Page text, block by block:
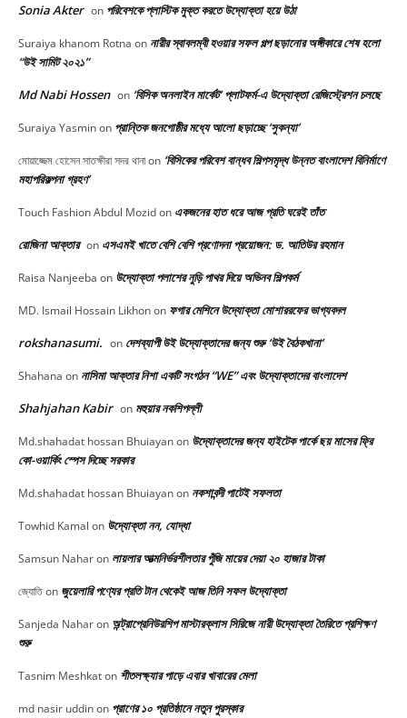
Sonia Akter on পরিবেশকে প্লাস্টিক মুক্ত করতে উদ্যোক্তা হয়ে উঠা
Suraiya khanom Rotna on নারীর স্বাবলম্বী হওয়ার সফল গল্প ছড়ানোর অঙ্গীকারে শেষ হলো
“উই সামিট ২০২১”
Md Nabi Hossen on ‘বিসিক অনলাইন মার্কেট’ প্লাটফর্ম-এ উদ্যোক্তা রেজিস্ট্রেশন চলছে
Suraiya Yasminon প্রান্তিক জনগোষ্ঠীর মধ্যে আলো ছড়াচ্ছে ‘সুকন্যা’
মোয়াজ্জেম হোসেন সাতক্ষীরা সদর থানাon ‘বিসিকের পরিবেশ বান্ধব শিল্পসমৃদ্ধ উন্নত বাংলাদেশ বিনির্মাণে
মহাপরিকল্পনা গ্রহণ’
Touch Fashion Abdul Mozidon একজনের হাত ধরে আজ প্রতি ঘরেই তাঁত
রোজিনা আক্তার on এসএমই খাতে বেশি বেশি প্রণোদনা প্রয়োজন: ড. আতিউর রহমান
Raisa Nanjeeba on উদ্যোক্তা পলাশের নুড়ি পাথর দিয়ে অভিনব শিল্পকর্ম
MD. Ismail Hossain Likhonon ফগার মেশিনে উদ্যোক্তা মোশাররফের ভাগ্যবদল
rokshanasumi. on দেশব্যাপী উই উদ্যোক্তাদের জন্য শুরু ‘উই বৈঠকখানা’
Shahana on নাসিমা আক্তার নিশা একটি সংগঠন “WE” এবং উদ্যোক্তাদের বাংলাদেশ
Shahjahan Kabir on মহুয়ার নকশিপল্লী
Md.shahadat hossan Bhuiayanon উদ্যোক্তাদের জন্য হাইটেক পার্কে ছয় মাসের ফ্রি
কো-ওয়ার্কিং স্পেস দিচ্ছে সরকার
Md.shahadat hossan Bhuiayanon নকশাবন্দী পাটেই সফলতা
Towhid Kamal on উদ্যোক্তা নন, যোদ্ধা
Samsun Naharon লায়লার আত্মনির্ভরশীলতার পুঁজি মায়ের দেয়া ২০ হাজার টাকা
জ্যোতিon জুয়েলারি পণ্যের প্রতি টান থেকেই আজ তিনি সফল উদ্যোক্তা
Sanjeda Naharon অন্ট্রাপ্রেনিউরশিপ মাস্টারক্লাস সিরিজে নারী উদ্যোক্তা তৈরিতে প্রশিক্ষণ
শুরু
Tasnim Meshkaton শীতলক্ষ্যার পাড়ে এবার খাবারের মেলা
md nasir uddinon প্রাণের ১০ প্রতিষ্ঠানে নতুন পুরস্কার